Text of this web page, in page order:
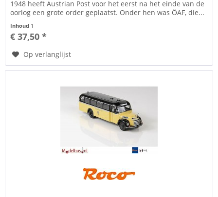
1948 heeft Austrian Post voor het eerst na het einde van de
oorlog een grote order geplaatst. Onder hen was ÖAF, die...
Inhoud 1
€ 37,50 *
Op verlanglijst